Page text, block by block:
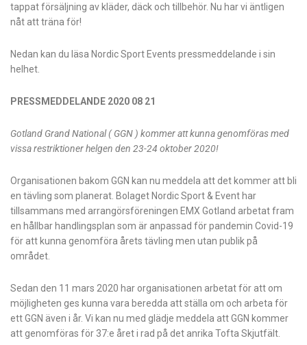
tappat försäljning av kläder, däck och tillbehör. Nu har vi äntligen
nåt att träna för!
Nedan kan du läsa Nordic Sport Events pressmeddelande i sin
helhet.
PRESSMEDDELANDE 2020 08 21
Gotland Grand National ( GGN ) kommer att kunna genomföras med
vissa restriktioner helgen den 23-24 oktober 2020!
Organisationen bakom GGN kan nu meddela att det kommer att bli
en tävling som planerat. Bolaget Nordic Sport & Event har
tillsammans med arrangörsföreningen EMX Gotland arbetat fram
en hållbar handlingsplan som är anpassad för pandemin Covid-19
för att kunna genomföra årets tävling men utan publik på
området.
Sedan den 11 mars 2020 har organisationen arbetat för att om
möjligheten ges kunna vara beredda att ställa om och arbeta för
ett GGN även i år. Vi kan nu med glädje meddela att GGN kommer
att genomföras för 37:e året i rad på det anrika Tofta Skjutfält.